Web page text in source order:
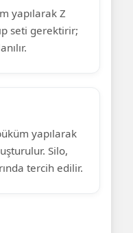
yapılarak Z
seti gerektirir;
yapılarak
Silo,
tercih edilir.